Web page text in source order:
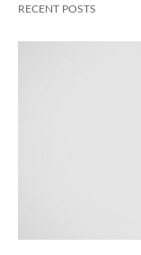
RECENT POSTS